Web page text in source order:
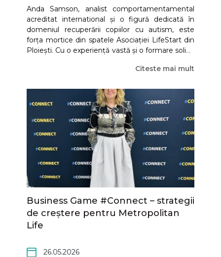
Anda Samson, analist comportamentamental
acreditat international și o figură dedicată în
domeniul recuperării copiilor cu autism, este
forța mortice din spatele Asociației LifeStart din
Ploiești. Cu o experiență vastă și o formare solidă
analiza relationala, Anda Samson și echipa sa
integrarea copiilor cu tulburări din spectrul autist
și alte tulburări de dezvoltare, sau pentru adultii
care intampina dificultati emotionale sau in
cuplu.
Citeste mai mult
Business Game #Connect – strategii
de creștere pentru Metropolitan
Life
26.05.2026